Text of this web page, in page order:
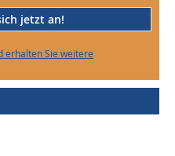
jetzt an!
erhalten Sie weitere